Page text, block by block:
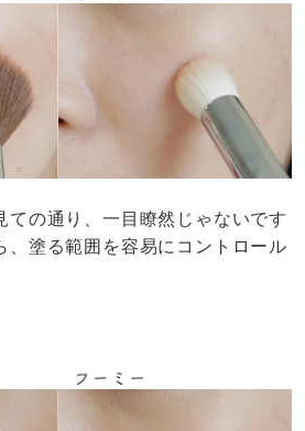
ての通り、一目瞭然じゃないです
、塗る範囲を容易にコントロール